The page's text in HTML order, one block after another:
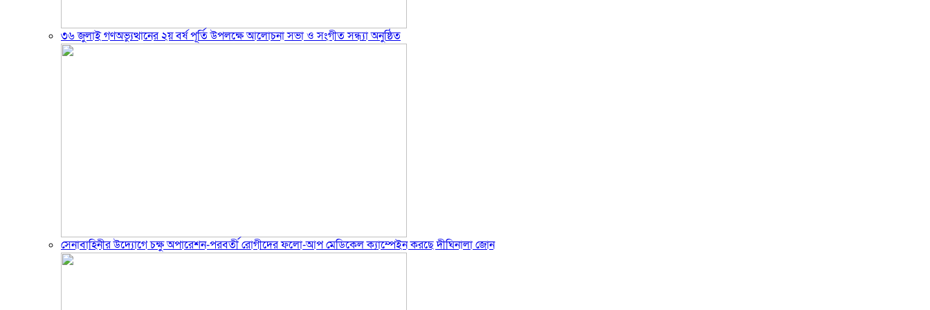
৩৬ জুলাই গণঅভ্যুত্থানের ২য় বর্ষ পূর্তি উপলক্ষে আলোচনা সভা ও সংগীত সন্ধ্যা অনুষ্ঠিত
সেনাবাহিনীর উদ্যোগে চক্ষু অপারেশন-পরবর্তী রোগীদের ফলো-আপ মেডিকেল ক্যাম্পেইন করছে দীঘিনালা জোন